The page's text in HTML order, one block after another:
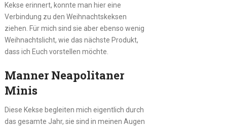
Kekse erinnert, konnte man hier eine
Verbindung zu den Weihnachtskeksen
ziehen. Für mich sind sie aber ebenso wenig
Weihnachtslicht, wie das nächste Produkt,
dass ich Euch vorstellen möchte.
Manner Neapolitaner
Minis
Diese Kekse begleiten mich eigentlich durch
das gesamte Jahr, sie sind in meinen Augen